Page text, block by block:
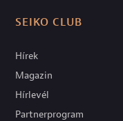
SEIKO CLUB
Hírek
Magazin
Hírlevél
Partnerprogram